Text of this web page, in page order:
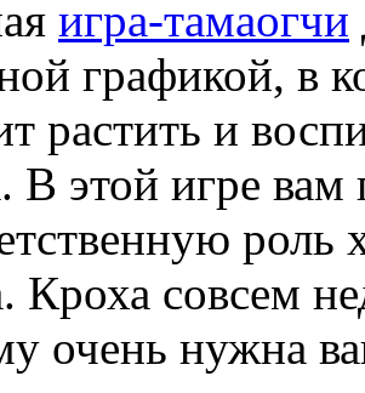
игра-тамаогчи
графикой, в
растить и
В этой игре вам
роль
Кроха совсем
очень нужна